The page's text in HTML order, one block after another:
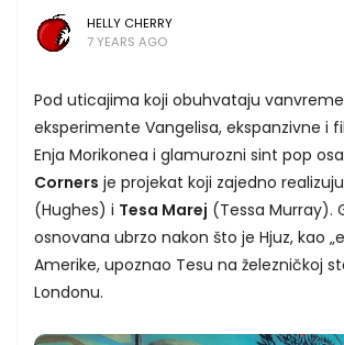
HELLY CHERRY
7 YEARS AGO
Pod uticajima koji obuhvataju
eksperimente Vangelisa, ekspanzivne i
Enja Morikonea i glamurozni sint pop
Corners je projekat koji zajedno realizuju
(Hughes) i Tesa Marej (Tessa Murray).
osnovana ubrzo nakon što je Hjuz, kao
Amerike, upoznao Tesu na železničkoj
Londonu.